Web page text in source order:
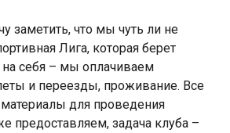
заметить, что мы чуть ли не
Лига, которая берет
себя – мы оплачиваем
и переезды, проживание. Все
для проведения
предоставляем, задача клуба –